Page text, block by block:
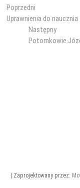
Nawigacja
wpisu
Poprzedni
wpis:
Uprawnienia do
NastępnyNastępny
wpis:
Potomkowie
| Zaprojektowany przez: